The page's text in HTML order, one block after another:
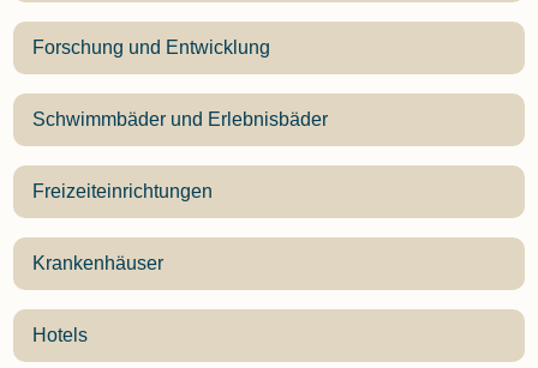
Forschung und Entwicklung
Schwimmbäder und Erlebnisbäder
Freizeiteinrichtungen
Krankenhäuser
Hotels